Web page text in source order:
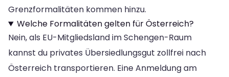
Grenzformalitäten kommen hinzu.
Welche Formalitäten gelten für Österreich?
Nein, als EU-Mitgliedsland im Schengen-Raum
kannst du privates Übersiedlungsgut zollfrei nach
Österreich transportieren. Eine Anmeldung am